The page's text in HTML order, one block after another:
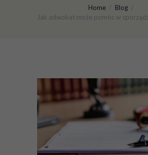
Home
Blog
Jak adwokat może pomóc w